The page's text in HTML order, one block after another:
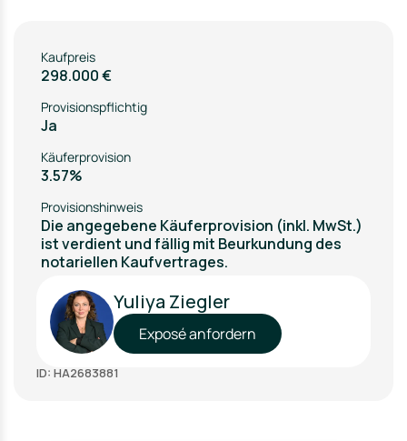
Kaufpreis
298.000 €
Provisionspflichtig
Ja
Käuferprovision
3.57%
Provisionshinweis
Die angegebene Käuferprovision (inkl. MwSt.)
ist verdient und fällig mit Beurkundung des
notariellen Kaufvertrages.
Yuliya Ziegler
Exposé anfordern
ID: HA2683881